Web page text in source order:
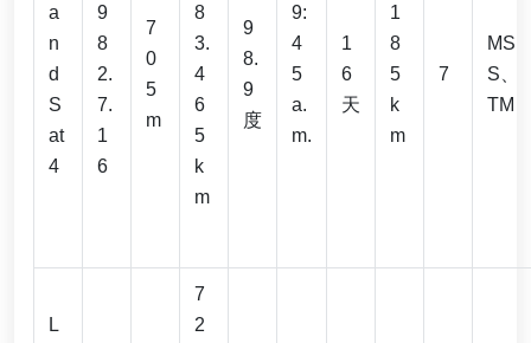
a
n
d
S
at
4
9
8
2.
7.
1
6
7
0
5
m
8
3.
4
6
5
k
m
9
8.
9
度
9:
4
5
a.
m.
1
6
天
1
8
5
k
m
7
MS
S、
TM
L
7
2